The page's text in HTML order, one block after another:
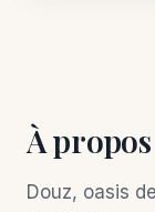
À
Douz, oasis